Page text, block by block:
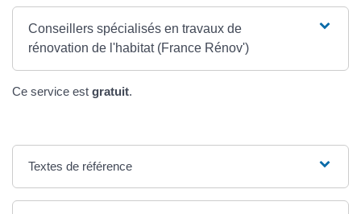
Conseillers spécialisés en travaux de
rénovation de l'habitat (France Rénov')
Ce service est gratuit.
Textes de référence